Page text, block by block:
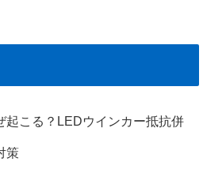
起こる？LEDウインカー抵抗併
策